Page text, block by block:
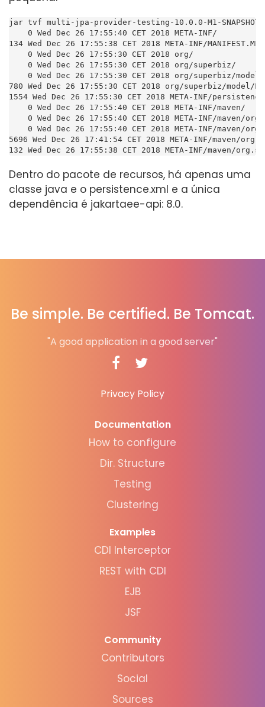
jar tvf multi-jpa-provider-testing-10.0.0-M1-
    0 Wed Dec 26 17:55:40 CET 2018 META-INF/
134 Wed Dec 26 17:55:38 CET 2018 META-INF/MANIFEST.MF
    0 Wed Dec 26 17:55:30 CET 2018 org/
    0 Wed Dec 26 17:55:30 CET 2018 org/superbiz/
    0 Wed Dec 26 17:55:30 CET 2018 org/superbiz/model/
780 Wed Dec 26 17:55:30 CET 2018 org/superbiz/model/
1554 Wed Dec 26 17:55:30 CET 2018 META-INF/
    0 Wed Dec 26 17:55:40 CET 2018 META-INF/maven/
0 Wed Dec 26 17:55:40 CET 2018 META-INF/maven/
0 Wed Dec 26 17:55:40 CET 2018 META-INF/maven/
5696 Wed Dec 26 17:41:54 CET 2018 META-INF/
132 Wed Dec 26 17:55:38 CET 2018 META-INF/maven/
Dentro do pacote de recursos, há apenas uma
classe java e o persistence.xml e a única
dependência é jakartaee-api: 8.0.
Be simple. Be certified. Be Tomcat.
"A good application in a good server"
Privacy Policy
Documentation
How to configure
Dir. Structure
Testing
Clustering
Examples
CDI Interceptor
REST with CDI
EJB
JSF
Community
Contributors
Social
Sources